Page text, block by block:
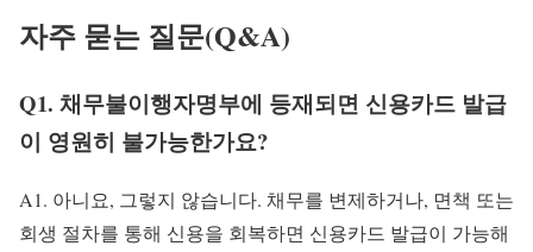
자주 묻는 질문(Q&A)
Q1. 채무불이행자명부에 등재되면 신용카드 발급
이 영원히 불가능한가요?
A1. 아니요, 그렇지 않습니다. 채무를 변제하거나, 면책 또는
회생 절차를 통해 신용을 회복하면 신용카드 발급이 가능해